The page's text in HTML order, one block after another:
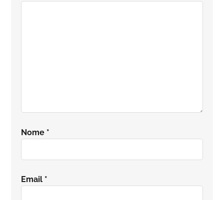
Nome *
Email *